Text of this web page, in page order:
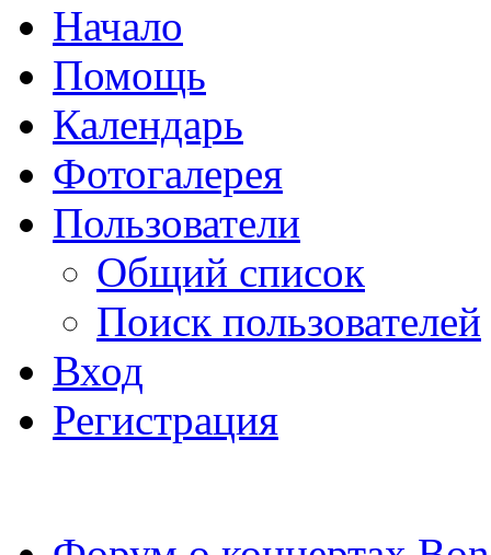
Начало
Помощь
Календарь
Фотогалерея
Пользователи
Общий список
Поиск пользователей
Вход
Регистрация